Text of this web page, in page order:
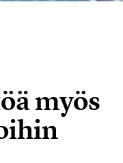
myös